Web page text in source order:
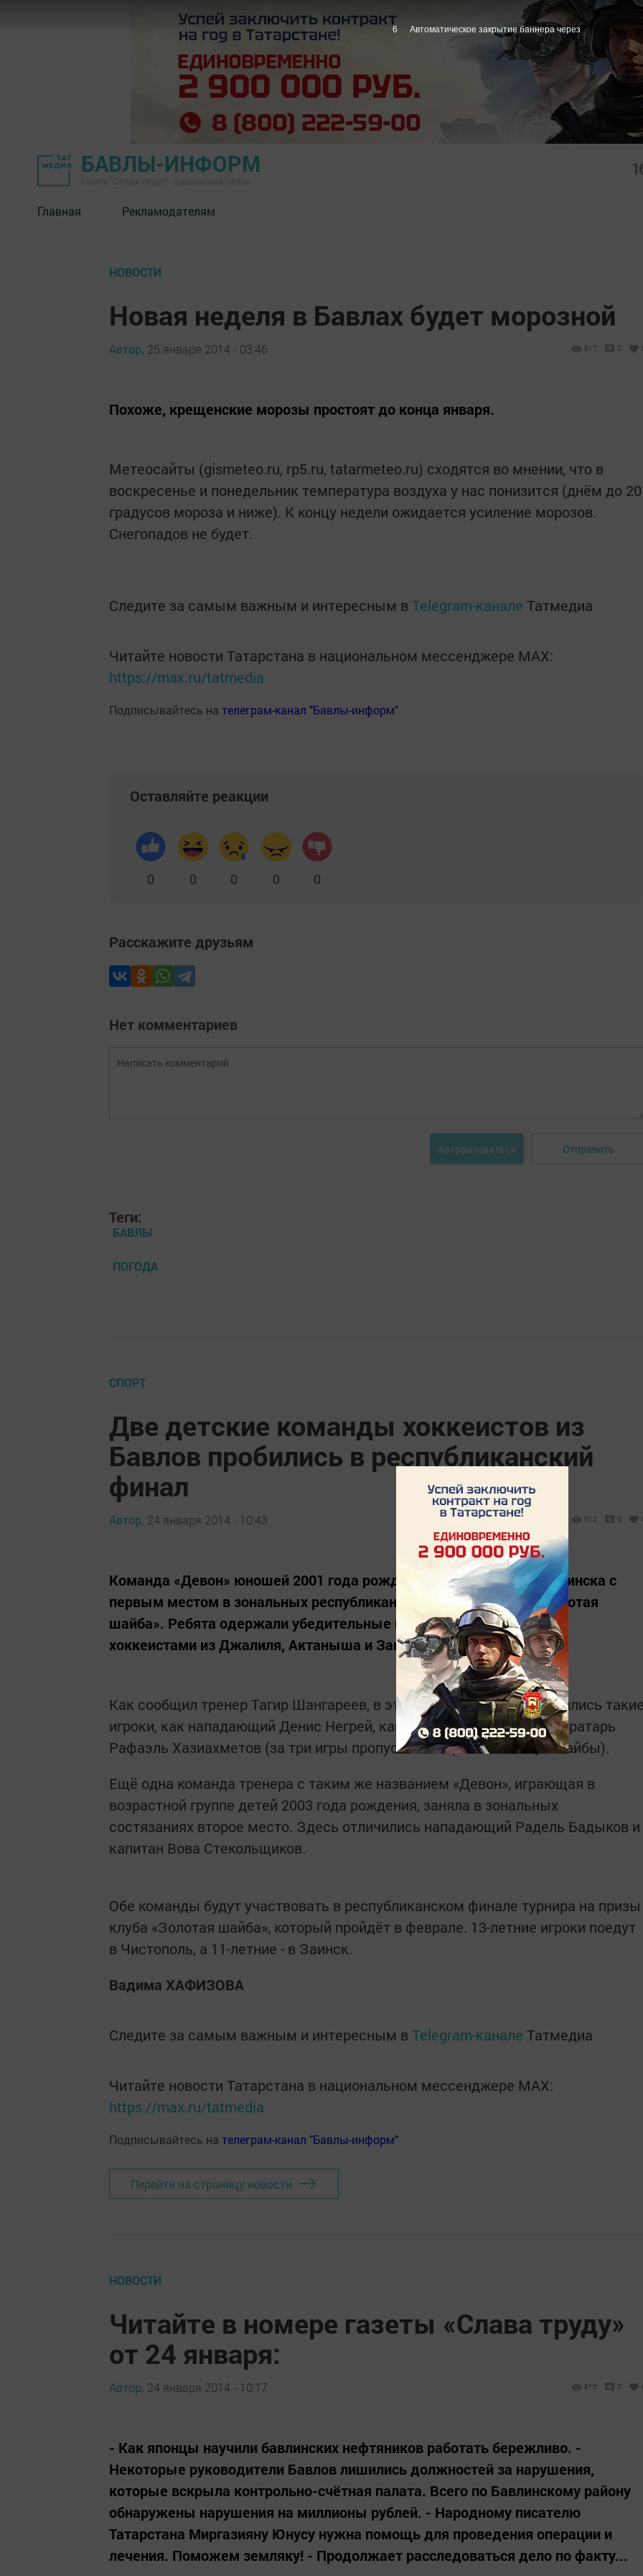
БАВЛЫ-ИНФОРМ
Главная Рекламодателям
НОВОСТИ
Новая неделя в Бавлах будет морозной
Автор, 25 января 2014 - 03:46 817 0
Похоже, крещенские морозы простоят до конца января.
Метеосайты (gismeteo.ru, rp5.ru, tatarmeteo.ru) сходятся во мнении, что в
воскресенье и понедельник температура воздуха у нас понизится (днём до 20
градусов мороза и ниже). К концу недели ожидается усиление морозов.
Снегопадов не будет.
Следите за самым важным и интересным в Telegram-канале Татмедиа
Читайте новости Татарстана в национальном мессенджере MАХ:
https://max.ru/tatmedia
Подписывайтесь на телеграм-канал "Бавлы-информ"
Оставляйте реакции
0 0 0 0 0
Расскажите друзьям
Нет комментариев
Авторизоваться Отправить
Теги:
БАВЛЫ
ПОГОДА
СПОРТ
Две детские команды хоккеистов из
Бавлов пробились в республиканский
финал
Автор, 24 января 2014 - 10:43 912 0
Команда «Девон» юношей 2001 года рождения возвратилась из Заинска с
первым местом в зональных республиканских соревнованиях «Золотая
шайба». Ребята одержали убедительные победы в трёх играх над
хоккеистами из Джалиля, Актаныша и Заинска.
Как сообщил тренер Тагир Шангареев, в этой команде особо отличились
игроки, как нападающий Денис Негрей, капитан Нияз Гильманов и вратарь
Рафаэль Хазиахметов (за три игры пропустил в ворота всего три шайбы).
Ещё одна команда тренера с таким же названием «Девон», играющая в
возрастной группе детей 2003 года рождения, заняла в зональных
состязаниях второе место. Здесь отличились нападающий Радель Бадыков и
капитан Вова Стекольщиков.
Обе команды будут участвовать в республиканском финале турнира на призы
клуба «Золотая шайба», который пройдёт в феврале. 13-летние игроки поедут
в Чистополь, а 11-летние - в Заинск.
Вадима ХАФИЗОВА
Следите за самым важным и интересным в Telegram-канале Татмедиа
Читайте новости Татарстана в национальном мессенджере MАХ:
https://max.ru/tatmedia
Подписывайтесь на телеграм-канал "Бавлы-информ"
Перейти на страницу новости
НОВОСТИ
Читайте в номере газеты «Слава труду»
от 24 января:
Автор, 24 января 2014 - 10:17 810 0
- Как японцы научили бавлинских нефтяников работать бережливо. -
Некоторые руководители Бавлов лишились должностей за нарушения,
которые вскрыла контрольно-счётная палата. Всего по Бавлинскому району
обнаружены нарушения на миллионы рублей. - Народному писателю
Татарстана Миргазияну Юнусу нужна помощь для проведения операции и
лечения. Поможем земляку! - Продолжает расследоваться дело по факту...
5 Автоматическое закрытие баннера через